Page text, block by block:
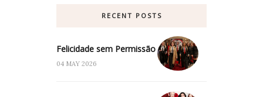
RECENT POSTS
Felicidade sem Permissão
04 MAY 2026